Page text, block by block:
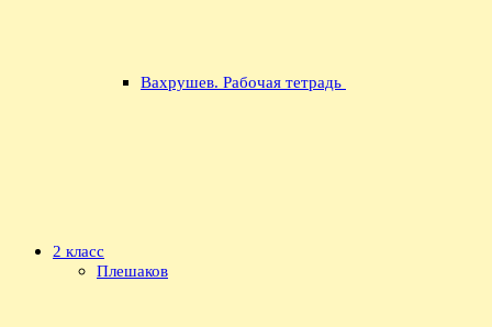
Вахрушев. Рабочая тетрадь
2 класс
Плешаков